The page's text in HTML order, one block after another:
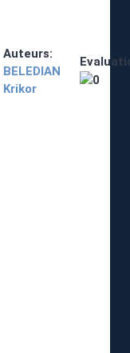
Auteurs:
BELEDIAN
Krikor